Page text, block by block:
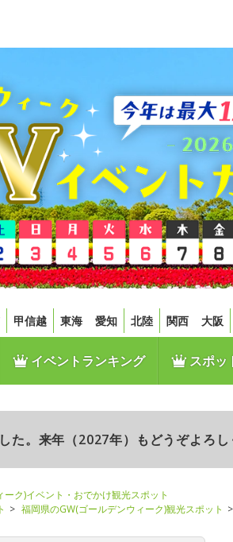
甲信越 東海 愛知 北陸 関西 大阪
イベントランキング スポッ
た。来年（2027年）もどうぞよろし
ク)イベント・おでかけ観光スポット
福岡県のGW(ゴールデンウィーク)観光スポット